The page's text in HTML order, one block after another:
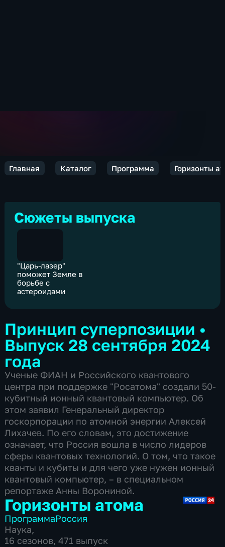
Главная Каталог Программа Горизонты
Сюжеты выпуска
"Царь-лазер"
поможет Земле в
борьбе с
астероидами
Принцип суперпозиции •
Выпуск 28 сентября 2024
года
Ученые ФИАН и Российского квантового
центра при поддержке "Росатома" создали 50-
кубитный ионный квантовый компьютер. Об
этом заявил Генеральный директор
госкорпорации по атомной энергии Алексей
Лихачев. По его словам, это достижение
означает, что Россия вошла в число лидеров
сферы квантовых технологий. О том, что такое
кванты и кубиты и для чего уже нужен ионный
квантовый компьютер, – в специальном
репортаже Анны Ворониной.
Горизонты атома
ПрограммаРоссия
Наука,
16 сезонов, 471 выпуск